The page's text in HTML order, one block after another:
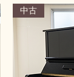
中古